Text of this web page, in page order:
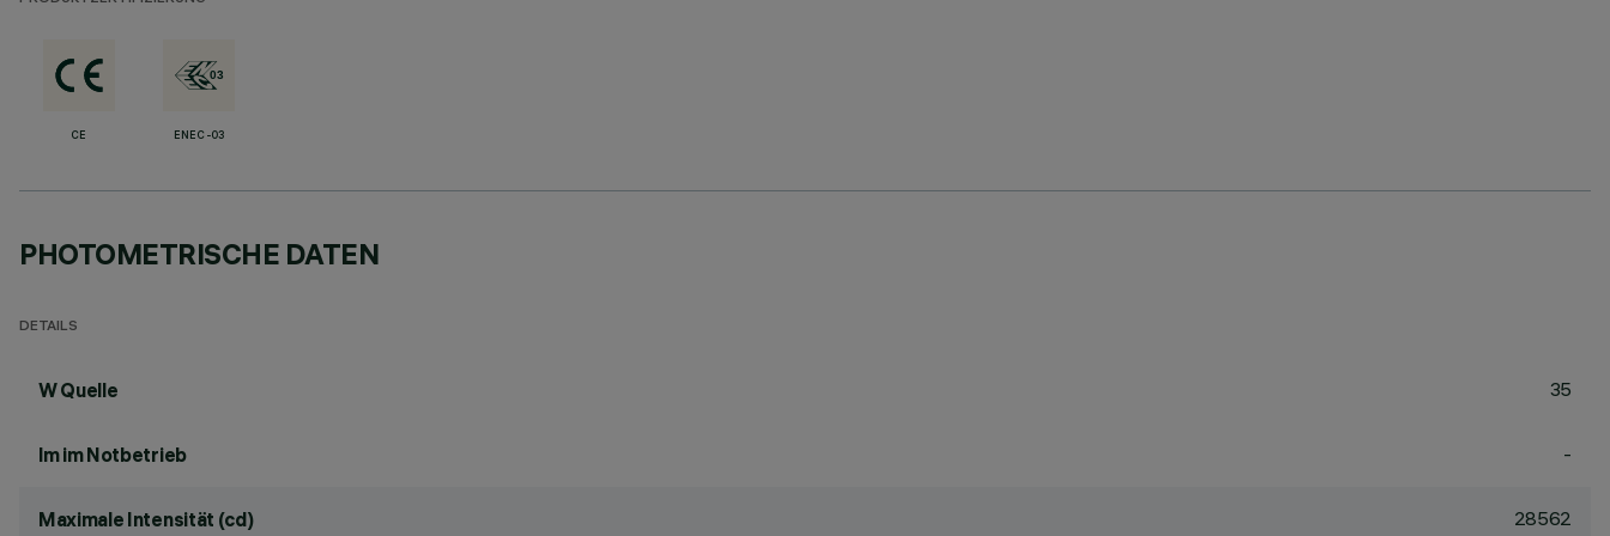
CE ENEC-03
PHOTOMETRISCHE DATEN
DETAILS
W Quelle 35
lm im Notbetrieb -
Maximale Intensität (cd) 28562